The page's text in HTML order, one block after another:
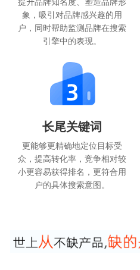
象，吸引对品牌感兴趣的用
户，同时帮助监测品牌在搜索
引擎中的表现。
长尾关键词
更能够更精确地定位目标受
众，提高转化率，竞争相对较
小更容易获得排名，更符合用
户的具体搜索意图。